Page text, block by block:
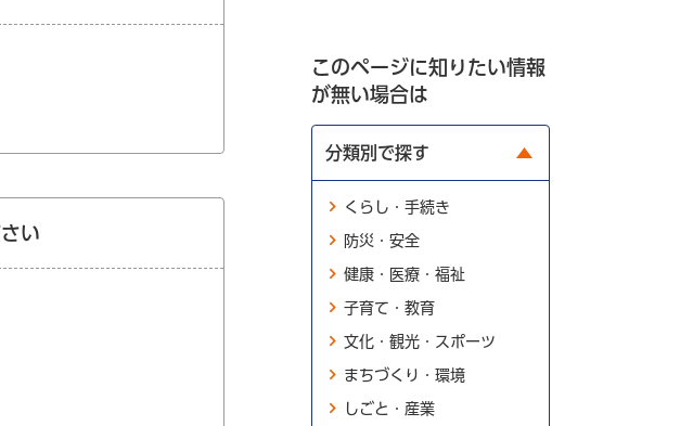
い
このページに知りたい情報
が無い場合は
分類別で探す
くらし・手続き
防災・安全
健康・医療・福祉
子育て・教育
文化・観光・スポーツ
まちづくり・環境
しごと・産業